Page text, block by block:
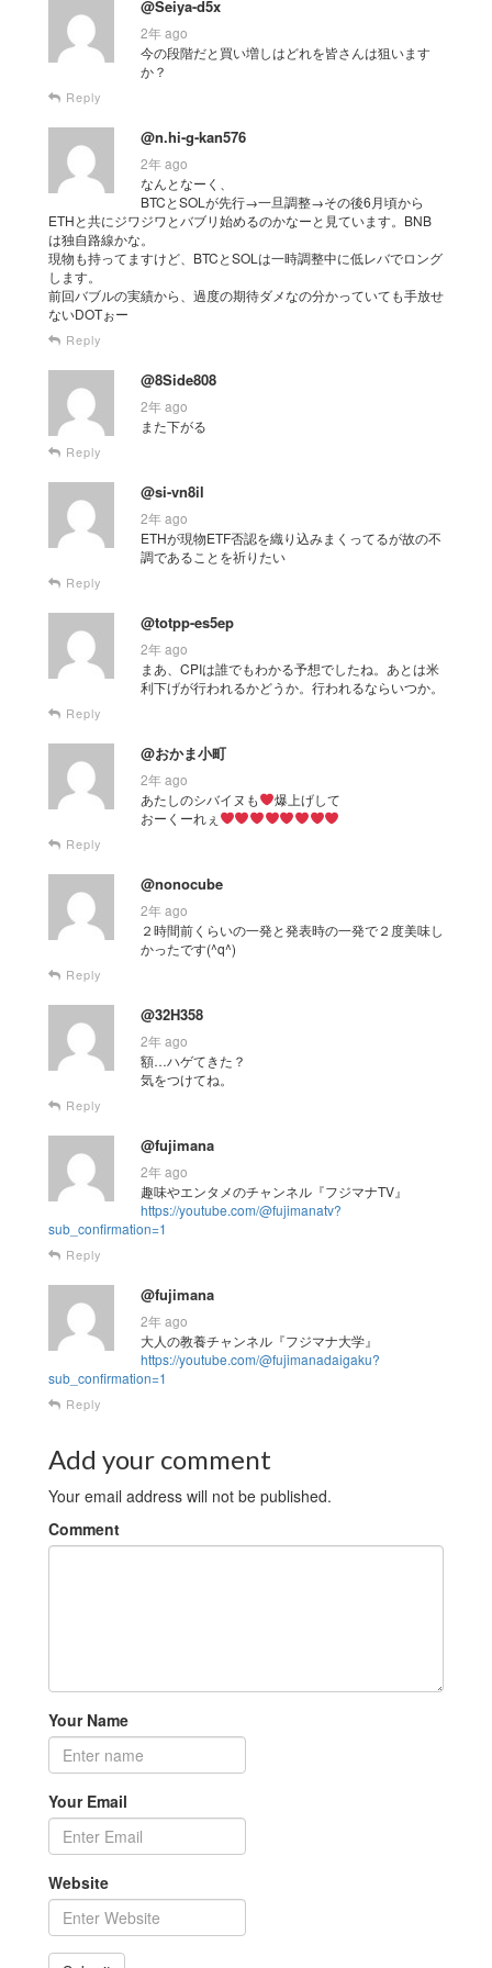
@Seiya-d5x
2年 ago
今の段階だと買い増しはどれを皆さんは狙います
か？
Reply
@n.hi-g-kan576
2年 ago
なんとなーく、
BTCとSOLが先行→一旦調整→その後6月頃から
ETHと共にジワジワとバブリ始めるのかなーと見ています。BNB
は独自路線かな。
現物も持ってますけど、BTCとSOLは一時調整中に低レバでロング
します。
前回バブルの実績から、過度の期待ダメなの分かっていても手放せ
ないDOTぉー
Reply
@8Side808
2年 ago
また下がる
Reply
@si-vn8il
2年 ago
ETHが現物ETF否認を織り込みまくってるが故の不
調であることを祈りたい
Reply
@totpp-es5ep
2年 ago
まあ、CPIは誰でもわかる予想でしたね。あとは米
利下げが行われるかどうか。行われるならいつか。
Reply
@おかま小町
2年 ago
あたしのシバイヌも
爆上げして
おーくーれぇ
Reply
@nonocube
2年 ago
２時間前くらいの一発と発表時の一発で２度美味し
かったです(^q^)
Reply
@32H358
2年 ago
額…ハゲてきた？
気をつけてね。
Reply
@fujimana
2年 ago
趣味やエンタメのチャンネル『フジマナTV』
https://youtube.com/@fujimanatv?
sub_confirmation=1
Reply
@fujimana
2年 ago
大人の教養チャンネル『フジマナ大学』
https://youtube.com/@fujimanadaigaku?
sub_confirmation=1
Reply
Add your comment
Your email address will not be published.
Comment
Your Name
Your Email
Website